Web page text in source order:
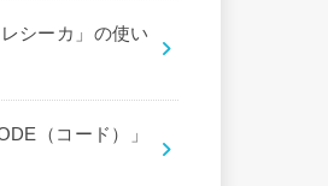
シーカ」の使い
（コード）」